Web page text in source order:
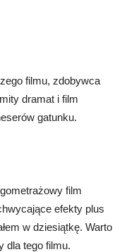
filmu, zdobywca
dramat i film
gatunku.
film
efekty plus
w dziesiątkę. Warto
dla tego filmu.